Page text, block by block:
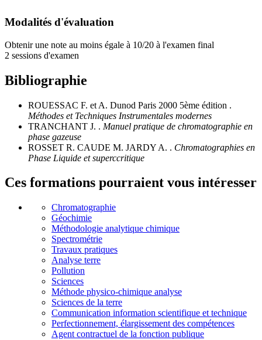
Modalités d'évaluation
Obtenir une note au moins égale à 10/20 à l'examen final
2 sessions d'examen
Bibliographie
ROUESSAC F. et A. Dunod Paris 2000 5ème édition .
Méthodes et Techniques Instrumentales modernes
TRANCHANT J. . Manuel pratique de chromatographie en
phase gazeuse
ROSSET R. CAUDE M. JARDY A. . Chromatographies en
Phase Liquide et superccritique
Ces formations pourraient vous intéresser
Chromatographie
Géochimie
Méthodologie analytique chimique
Spectrométrie
Travaux pratiques
Analyse terre
Pollution
Sciences
Méthode physico-chimique analyse
Sciences de la terre
Communication information scientifique et technique
Perfectionnement, élargissement des compétences
Agent contractuel de la fonction publique